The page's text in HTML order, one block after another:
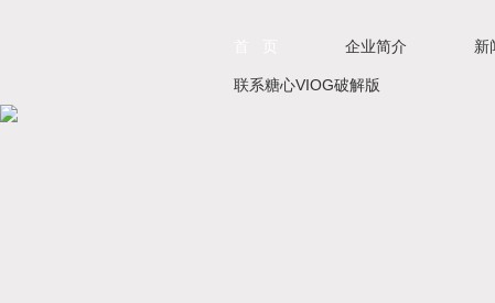
企业简介 新
联系糖心VIOG破解版